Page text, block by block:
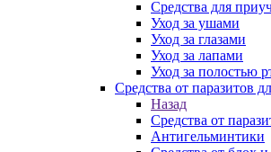
Средства для
Уход за ушами
Уход за глазами
Уход за лапами
Уход за полостью
Средства от паразитов
Назад
Средства от
Антигельминтики